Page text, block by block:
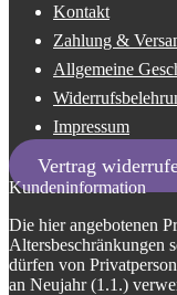
Kontakt
Zahlung &
Allgemeine
Impressum
Vertrag
Kundeninformation
Die hier angebotenen
Altersbeschränkungen
dürfen von
an Neujahr (1.1.)